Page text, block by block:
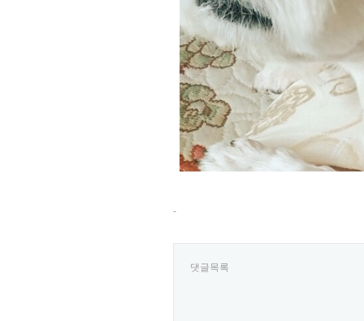
-
댓글목록